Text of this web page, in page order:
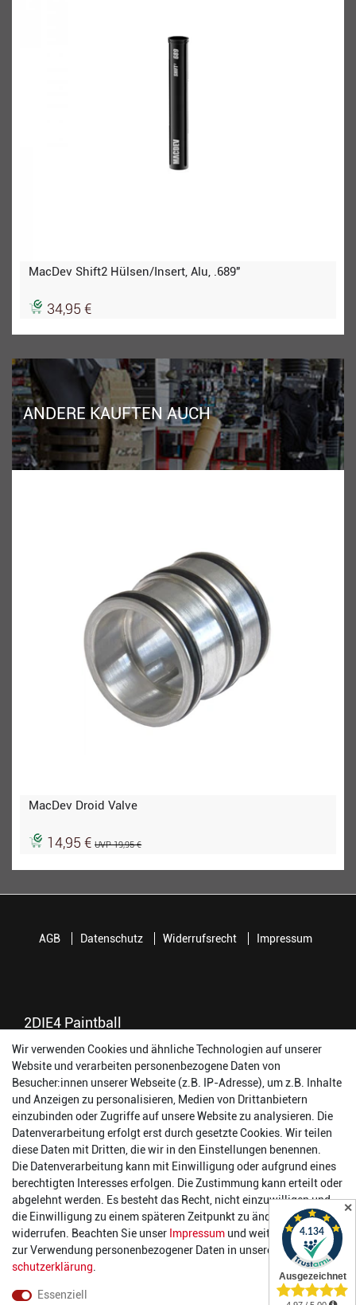
MacDev Shift2 Hülsen/Insert, Alu, .689"
34,95 €
ANDERE KAUFTEN AUCH
MacDev Droid Valve
14,95 €UVP 19,95 €
2DIE4 Paintball
56457 Westerburg
Reinhold-Ferger-Straße 26
order@2die4-sports.com
0 26 63/ 9 68 69 37
Öffnungszeiten
Montag:
14:00 - 17:00 Uhr
Dienstag:
14:00 - 17:00 Uhr
Mittwoch:
14:00 - 17:00 Uhr
Donnerstag:
14:00 - 17:00 Uhr
Freitag:
14:00 - 19:00 Uhr
Samstag:
10:00 - 17:00 Uhr
AGB Datenschutz Widerrufsrecht Impressum
Wir verwenden Cookies und ähnliche Technologien auf unserer
Website und verarbeiten personenbezogene Daten von
Besucher:innen unserer Webseite (z.B. IP-Adresse), um z.B. Inhalte
und Anzeigen zu personalisieren, Medien von Drittanbietern
einzubinden oder Zugriffe auf unsere Website zu analysieren. Die
Datenverarbeitung erfolgt erst durch gesetzte Cookies. Wir teilen
diese Daten mit Dritten, die wir in den Einstellungen benennen.
Die Datenverarbeitung kann mit Einwilligung oder aufgrund eines
berechtigten Interesses erfolgen. Die Zustimmung kann erteilt oder
abgelehnt werden. Es besteht das Recht, nicht einzuwilligen und
die Einwilligung zu einem späteren Zeitpunkt zu ändern oder zu
widerrufen. Beachten Sie unser Impressum und weitere Hinweise
zur Verwendung personenbezogener Daten in unserer
Daten­
schutz­erklärung
Essenziell
✕